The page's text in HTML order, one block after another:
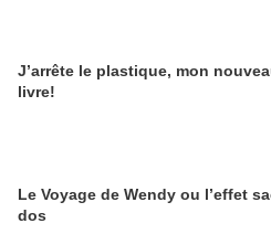
J’arrête le plastique, mon
livre!
Le Voyage de Wendy ou l’effet
dos